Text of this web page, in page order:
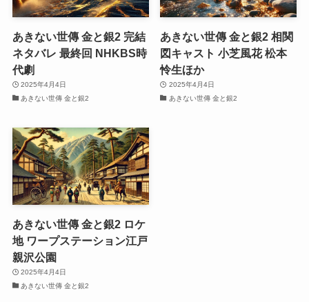
あきない世傳 金と銀2 完結
ネタバレ 最終回 NHKBS時
代劇
2025年4月4日
あきない世傳 金と銀2
あきない世傳 金と銀2 相関
図キャスト 小芝風花 松本
怜生ほか
2025年4月4日
あきない世傳 金と銀2
あきない世傳 金と銀2 ロケ
地 ワープステーション江戸
親沢公園
2025年4月4日
あきない世傳 金と銀2